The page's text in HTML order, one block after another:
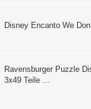
Disney Encanto We
Ravensburger Puzzle
3x49 Teile ...